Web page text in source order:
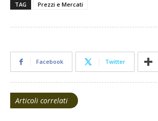
TAG Prezzi e Mercati
Facebook Twitter
Articoli correlati